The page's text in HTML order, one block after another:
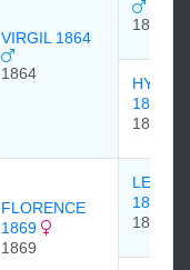
VIRGIL 1864
1864
1850
1851
1851
FLORENCE
1869
1869
1850
1850